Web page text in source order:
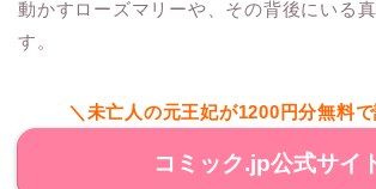
動かすローズマリーや、その背後にいる
す。
＼未亡人の元王妃が1200円分無料
コミック.jp公式サイ